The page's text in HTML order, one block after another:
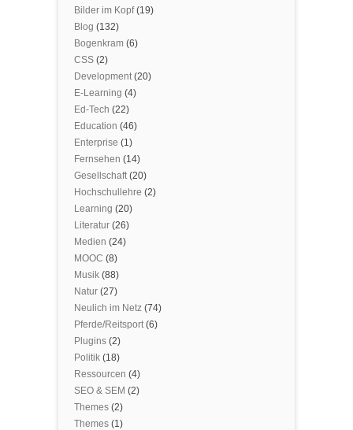
Bilder im Kopf(19)
Blog (132)
Bogenkram (6)
CSS (2)
Development(20)
E-Learning (4)
Ed-Tech (22)
Education (46)
Enterprise (1)
Fernsehen (14)
Gesellschaft(20)
Hochschullehre (2)
Learning (20)
Literatur (26)
Medien (24)
MOOC (8)
Musik (88)
Natur (27)
Neulich im Netz (74)
Pferde/Reitsport(6)
Plugins (2)
Politik (18)
Ressourcen (4)
SEO & SEM (2)
Themes (2)
Themes (1)